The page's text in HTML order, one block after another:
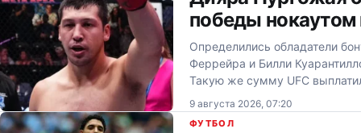
победы нокаутом
Определились обладатели
Феррейра и Билли
Такую же сумму UFC
9 августа 2026, 07:20
ФУТБОЛ